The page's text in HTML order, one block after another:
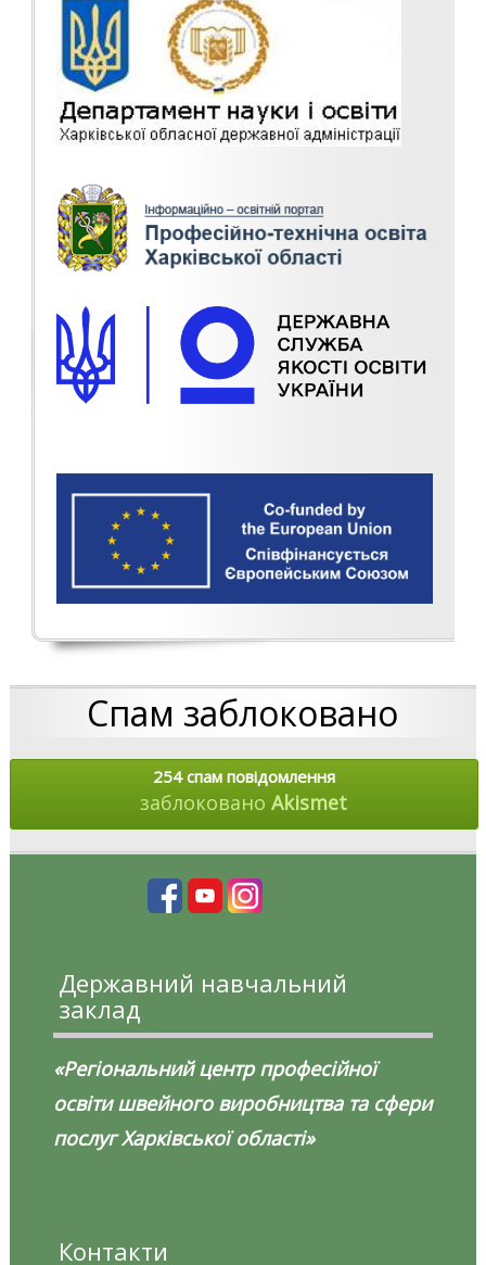
Спам заблоковано
254 спам повідомлення
заблокованоAkismet
Державний навчальний
заклад
«Регіональний центр професійної
освіти швейного виробництва та сфери
послуг Харківської області»
Контакти